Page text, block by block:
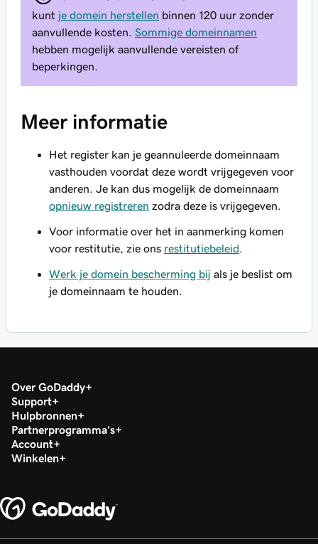
kunt je domein herstellen binnen 120 uur zonder
aanvullende kosten. Sommige domeinnamen
hebben mogelijk aanvullende vereisten of
beperkingen.
Meer informatie
Het register kan je geannuleerde domeinnaam
vasthouden voordat deze wordt vrijgegeven voor
anderen. Je kan dus mogelijk de domeinnaam
opnieuw registreren zodra deze is vrijgegeven.
Voor informatie over het in aanmerking komen
voor restitutie, zie ons restitutiebeleid
Werk je domein bescherming bij als je beslist om
je domeinnaam te houden.
Over GoDaddy
Support
Hulpbronnen
Partnerprogramma's
Account
Winkelen